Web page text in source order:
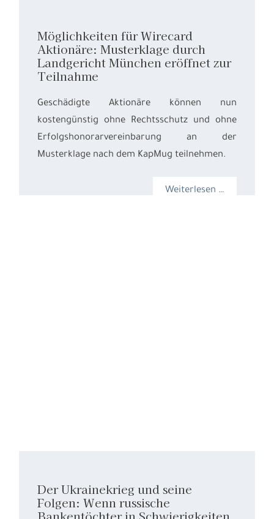
Möglichkeiten für Wirecard
Aktionäre: Musterklage durch
Landgericht München eröffnet zur
Teilnahme
Geschädigte Aktionäre können nun
kostengünstig ohne Rechtsschutz und ohne
Erfolgshonorarvereinbarung an der
Musterklage nach dem KapMug teilnehmen.
Weiterlesen …
Der Ukrainekrieg und seine
Folgen: Wenn russische